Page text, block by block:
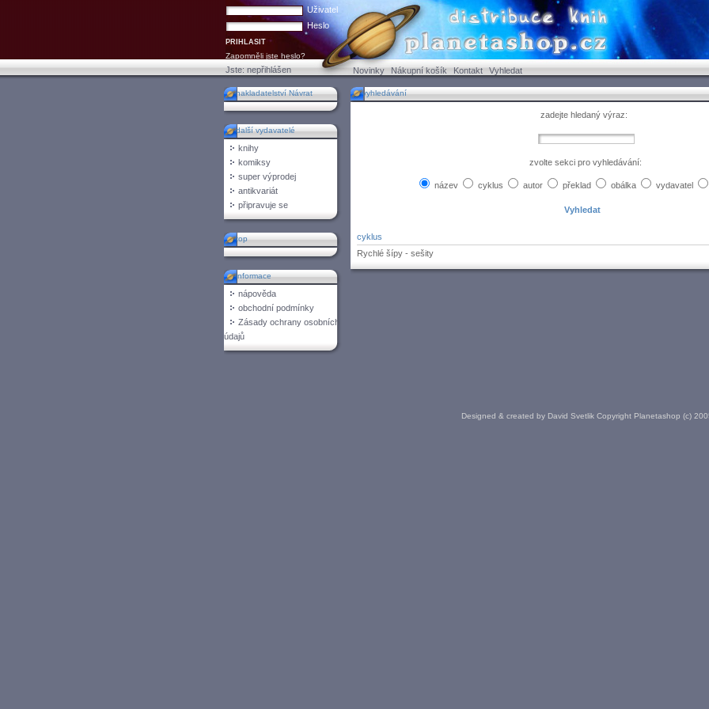
Uživatel
Heslo
Zapomněli jste heslo?
Jste:nepřihlášen Novinky Nákupní košík Kontakt Vyhledat
nakladatelství Návrat
další vydavatelé
knihy
komiksy
super výprodej
antikvariát
připravuje se
top
informace
nápověda
obchodní podmínky
Zásady ochrany osobních
údajů
vyhledávání
zadejte hledaný výraz:
zvolte sekci pro vyhledávání:
název cyklus autor překlad obálka vydavatel
cyklus
Rychlé šípy - sešity
Designed & created by David Svetlik Copyright Planetashop (c)